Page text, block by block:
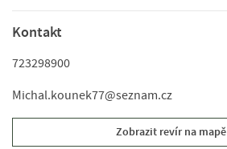
Kontakt
723298900
Michal.kounek77@seznam.cz
Zobrazit revír na mapě